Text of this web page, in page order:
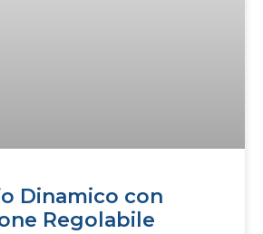
Dinamico con
Regolabile